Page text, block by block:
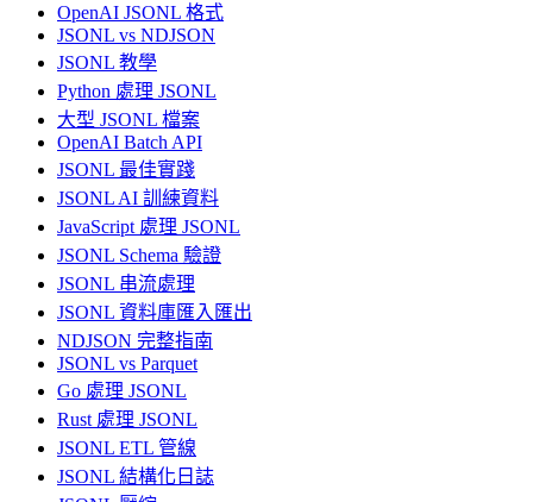
OpenAI JSONL 格式
JSONL vs NDJSON
JSONL 教學
Python 處理 JSONL
大型 JSONL 檔案
OpenAI Batch API
JSONL 最佳實踐
JSONL AI 訓練資料
JavaScript 處理 JSONL
JSONL Schema 驗證
JSONL 串流處理
JSONL 資料庫匯入匯出
NDJSON 完整指南
JSONL vs Parquet
Go 處理 JSONL
Rust 處理 JSONL
JSONL ETL 管線
JSONL 結構化日誌